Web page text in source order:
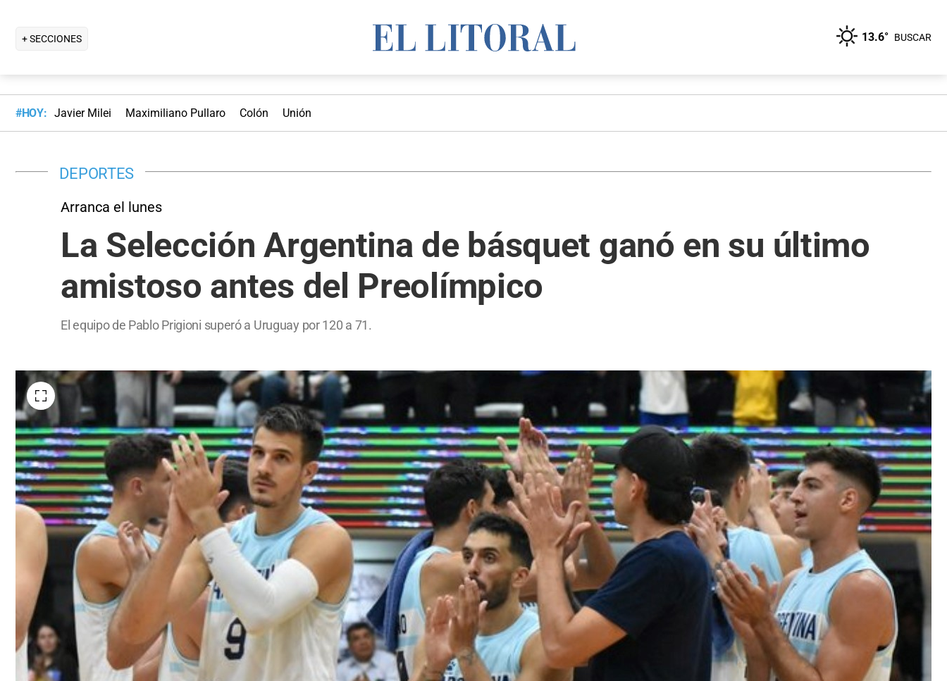
+ SECCIONES 13.6° BUSCAR
#HOY: Javier Milei Maximiliano Pullaro Colón Unión
DEPORTES
Arranca el lunes
La Selección Argentina de básquet ganó en su último
amistoso antes del Preolímpico
El equipo de Pablo Prigioni superó a Uruguay por 120 a 71.